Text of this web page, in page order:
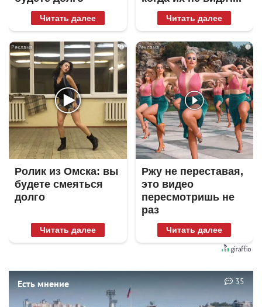
Читать далее Читать далее
i
Ролик из Омска: вы
будете смеяться
долго
Читать далее
i
Ржу не переставая,
это видео
пересмотришь не
раз
Читать далее
Есть мнение 35